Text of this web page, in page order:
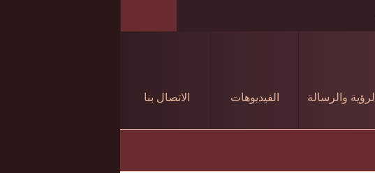
الرؤية والرسالة الفيديوهات الاتصال بنا